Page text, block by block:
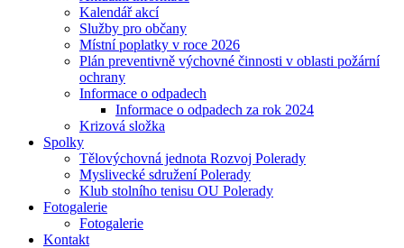
Kalendář akcí
Služby pro občany
Místní poplatky v roce 2026
Plán preventivně výchovné činnosti v oblasti požární
ochrany
Informace o odpadech
Informace o odpadech za rok 2024
Krizová složka
Spolky
Tělovýchovná jednota Rozvoj Polerady
Myslivecké sdružení Polerady
Klub stolního tenisu OU Polerady
Fotogalerie
Fotogalerie
Kontakt